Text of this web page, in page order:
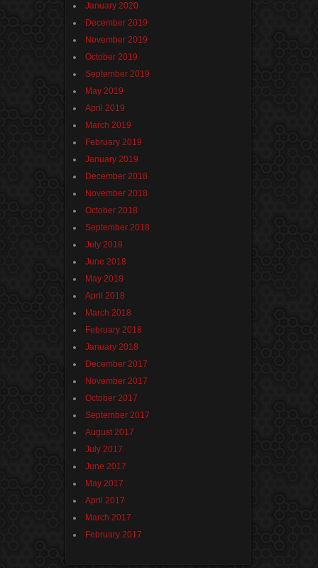
January 2020
December 2019
November 2019
October 2019
September 2019
May 2019
April 2019
March 2019
February 2019
January 2019
December 2018
November 2018
October 2018
September 2018
July 2018
June 2018
May 2018
April 2018
March 2018
February 2018
January 2018
December 2017
November 2017
October 2017
September 2017
August 2017
July 2017
June 2017
May 2017
April 2017
March 2017
February 2017